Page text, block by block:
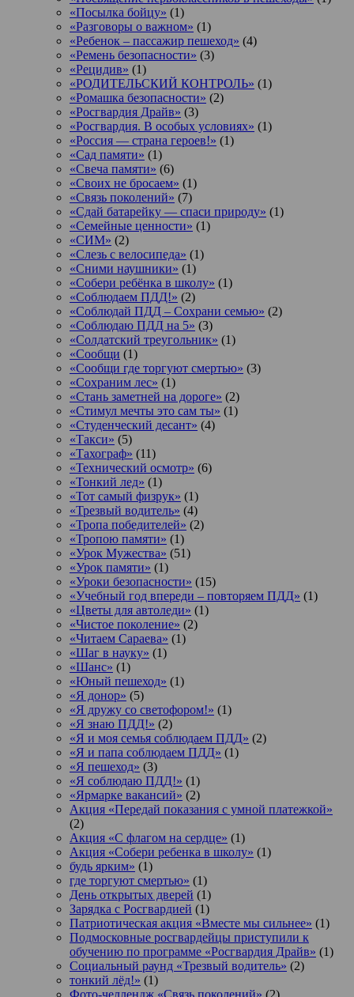
«Посылка бойцу» (1)
«Разговоры о важном» (1)
«Ребенок – пассажир пешеход» (4)
«Ремень безопасности» (3)
«Рецидив» (1)
«РОДИТЕЛЬСКИЙ КОНТРОЛЬ» (1)
«Ромашка безопасности» (2)
«Росгвардия Драйв» (3)
«Росгвардия. В особых условиях» (1)
«Россия — страна героев!» (1)
«Сад памяти» (1)
«Свеча памяти» (6)
«Своих не бросаем» (1)
«Связь поколений» (7)
«Сдай батарейку — спаси природу» (1)
«Семейные ценности» (1)
«СИМ» (2)
«Слезь с велосипеда» (1)
«Сними наушники» (1)
«Собери ребёнка в школу» (1)
«Соблюдаем ПДД!» (2)
«Соблюдай ПДД – Сохрани семью» (2)
«Соблюдаю ПДД на 5» (3)
«Солдатский треугольник» (1)
«Сообщи (1)
«Сообщи где торгуют смертью» (3)
«Сохраним лес» (1)
«Стань заметней на дороге» (2)
«Стимул мечты это сам ты» (1)
«Студенческий десант» (4)
«Такси» (5)
«Тахограф» (11)
«Технический осмотр» (6)
«Тонкий лед» (1)
«Тот самый физрук» (1)
«Трезвый водитель» (4)
«Тропа победителей» (2)
«Тропою памяти» (1)
«Урок Мужества» (51)
«Урок памяти» (1)
«Уроки безопасности» (15)
«Учебный год впереди – повторяем ПДД» (1)
«Цветы для автоледи» (1)
«Чистое поколение» (2)
«Читаем Сараева» (1)
«Шаг в науку» (1)
«Шанс» (1)
«Юный пешеход» (1)
«Я донор» (5)
«Я дружу со светофором!» (1)
«Я знаю ПДД!» (2)
«Я и моя семья соблюдаем ПДД» (2)
«Я и папа соблюдаем ПДД» (1)
«Я пешеход» (3)
«Я соблюдаю ПДД!» (1)
«Ярмарке вакансий» (2)
Акция «Передай показания с умной платежкой»
(2)
Акция «С флагом на сердце» (1)
Акция «Собери ребенка в школу» (1)
будь ярким» (1)
где торгуют смертью» (1)
День открытых дверей (1)
Зарядка с Росгвардией (1)
Патриотическая акция «Вместе мы сильнее» (1)
Подмосковные росгвардейцы приступили к
обучению по программе «Росгвардия Драйв» (1)
Социальный раунд «Трезвый водитель» (2)
тонкий лёд!» (1)
Фото-челлендж «Связь поколений» (2)